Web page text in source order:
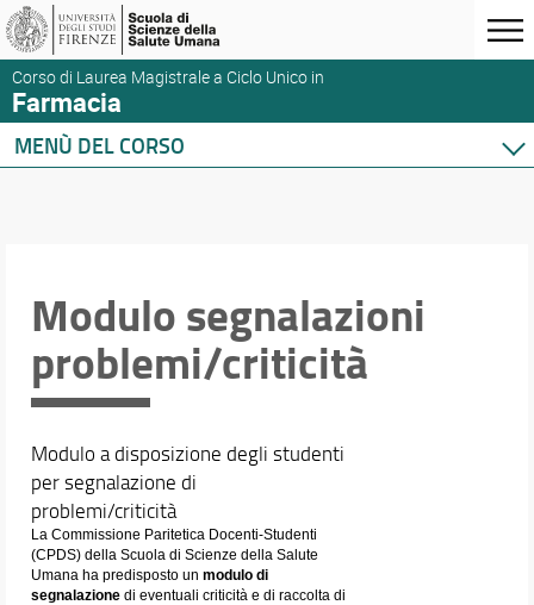
Corso di Laurea Magistrale a Ciclo Unico in
Farmacia
MENÙ DEL CORSO
Orario e calendari
Modulo segnalazioni
problemi/criticità
Modulo a disposizione degli studenti
per segnalazione di
problemi/criticità
La Commissione Paritetica Docenti-Studenti
(CPDS) della Scuola di Scienze della Salute
Umana ha predisposto un modulo di
segnalazionedi eventuali criticità e di raccolta di